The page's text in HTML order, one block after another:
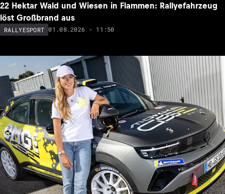
22 Hektar Wald und Wiesen in Flammen: Rallyefahrzeug
löst Großbrand aus
RALLYESPORT 01.08.2026 - 11:50